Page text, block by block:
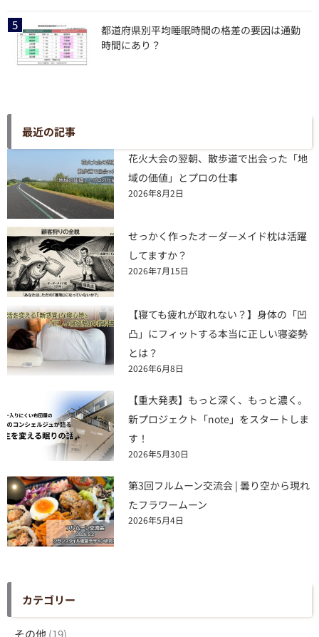
都道府県別平均睡眠時間の格差の要因は通勤
時間にあり？
最近の記事
花火大会の翌朝、散歩道で出会った「地
域の価値」とプロの仕事
2026年8月2日
せっかく作ったオーダーメイド枕は活躍
してますか？
2026年7月15日
【寝ても疲れが取れない？】身体の「凹
凸」にフィットする本当に正しい寝姿勢
とは？
2026年6月8日
【重大発表】もっと深く、もっと濃く。
新プロジェクト「note」をスタートしま
す！
2026年5月30日
第3回フルムーン交流会 | 曇り空から現れ
たフラワームーン
2026年5月4日
カテゴリー
その他(19)